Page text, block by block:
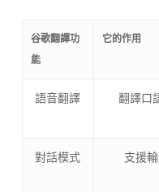
谷歌翻譯功
能
它的作用
語音翻譯 翻譯口
對話模式 支援